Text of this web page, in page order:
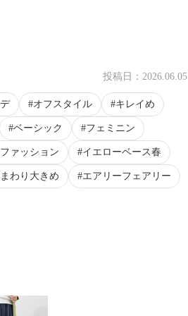
投稿日： 2026.06.05
オフスタイル キレイめ
ベーシック フェミニン
ファッション イエローベース春
わり大きめ エアリーフェアリー